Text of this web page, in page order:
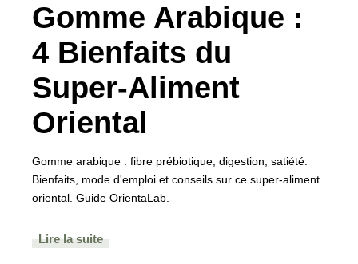
Gomme Arabique :
4 Bienfaits du
Super-Aliment
Oriental
Gomme arabique : fibre prébiotique, digestion, satiété.
Bienfaits, mode d'emploi et conseils sur ce super-aliment
oriental. Guide OrientaLab.
Lire la suite